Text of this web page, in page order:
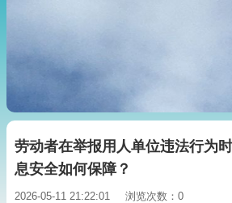
劳动者在举报用人单位违法行为
息安全如何保障？
2026-05-11 21:22:01 浏览次数：0